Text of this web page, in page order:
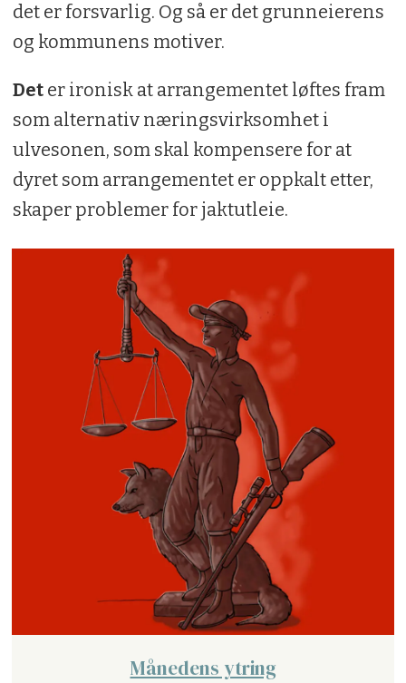
det er forsvarlig. Og så er det grunneierens
og kommunens motiver.
Deter ironisk at arrangementet løftes fram
som alternativ næringsvirksomhet i
ulvesonen, som skal kompensere for at
dyret som arrangementet er oppkalt etter,
skaper problemer for jaktutleie.
Månedens ytring